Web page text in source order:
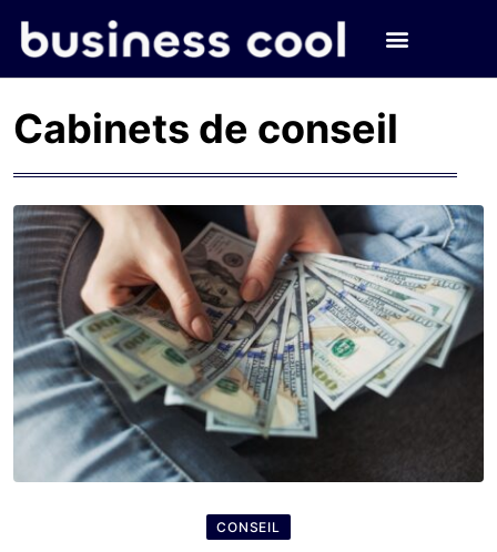
Cabinets de conseil
CONSEIL